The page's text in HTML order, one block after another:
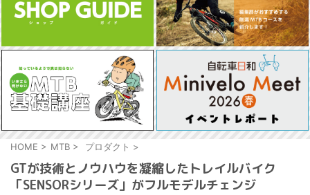
HOME > MTB > プロダクト >
GTが技術とノウハウを凝縮したトレイルバイク
「SENSORシリーズ」がフルモデルチェンジ